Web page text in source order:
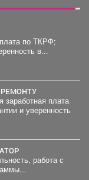
по ТКРФ;
в...
РЕМОНТУ
плата
и уверенность
работа с